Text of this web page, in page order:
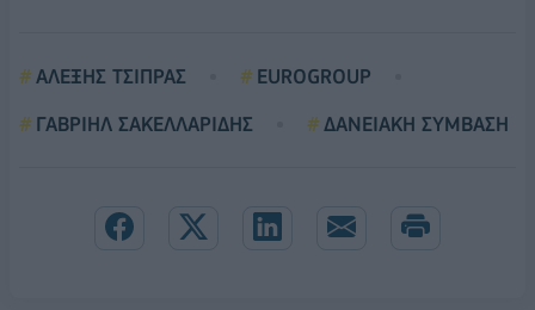
ΑΛΕΞΗΣ ΤΣΙΠΡΑΣ
EUROGROUP
ΓΑΒΡΙΗΛ ΣΑΚΕΛΛΑΡΙΔΗΣ
ΔΑΝΕΙΑΚΗ ΣΥΜΒΑΣΗ